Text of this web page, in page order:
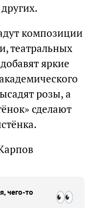
композиции
театральных
яркие
розы, а
сделают
чего-то